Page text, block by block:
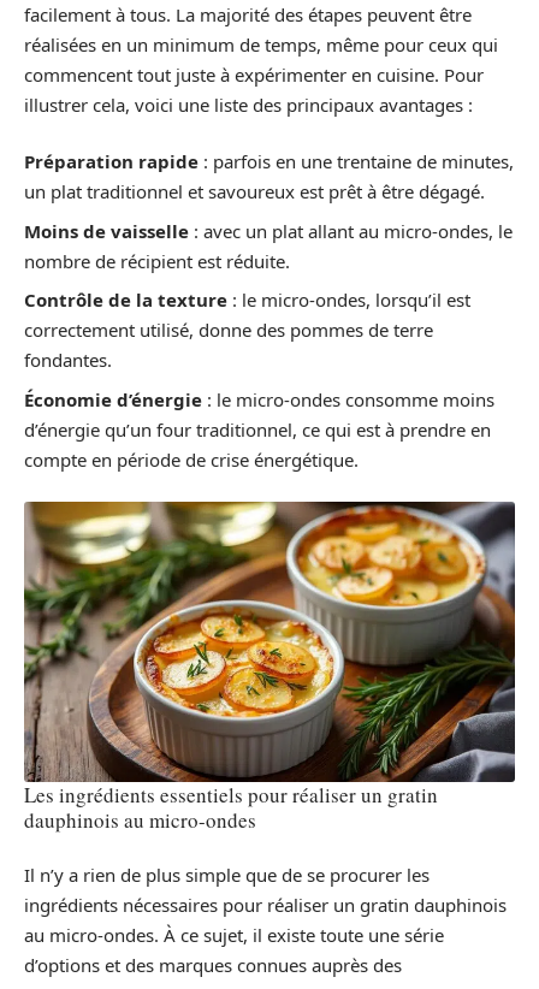
facilement à tous. La majorité des étapes peuvent être
réalisées en un minimum de temps, même pour ceux qui
commencent tout juste à expérimenter en cuisine. Pour
illustrer cela, voici une liste des principaux avantages :
Préparation rapide : parfois en une trentaine de minutes,
un plat traditionnel et savoureux est prêt à être dégagé.
Moins de vaisselle : avec un plat allant au micro-ondes, le
nombre de récipient est réduite.
Contrôle de la texture : le micro-ondes, lorsqu’il est
correctement utilisé, donne des pommes de terre
fondantes.
Économie d’énergie : le micro-ondes consomme moins
d’énergie qu’un four traditionnel, ce qui est à prendre en
compte en période de crise énergétique.
Les ingrédients essentiels pour réaliser un gratin
dauphinois au micro-ondes
Il n’y a rien de plus simple que de se procurer les
ingrédients nécessaires pour réaliser un gratin dauphinois
au micro-ondes. À ce sujet, il existe toute une série
d’options et des marques connues auprès des